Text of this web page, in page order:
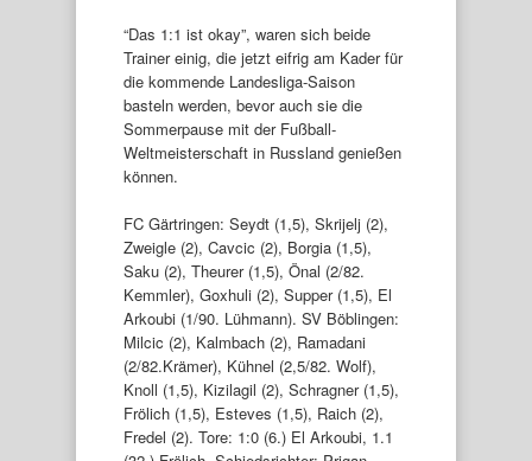
“Das 1:1 ist okay”, waren sich beide
Trainer einig, die jetzt eifrig am Kader für
die kommende Landesliga-Saison
basteln werden, bevor auch sie die
Sommerpause mit der Fußball-
Weltmeisterschaft in Russland genießen
können.
FC Gärtringen: Seydt (1,5), Skrijelj (2),
Zweigle (2), Cavcic (2), Borgia (1,5),
Saku (2), Theurer (1,5), Önal (2/82.
Kemmler), Goxhuli (2), Supper (1,5), El
Arkoubi (1/90. Lühmann). SV Böblingen:
Milcic (2), Kalmbach (2), Ramadani
(2/82.Krämer), Kühnel (2,5/82. Wolf),
Knoll (1,5), Kizilagil (2), Schragner (1,5),
Frölich (1,5), Esteves (1,5), Raich (2),
Fredel (2). Tore: 1:0 (6.) El Arkoubi, 1.1